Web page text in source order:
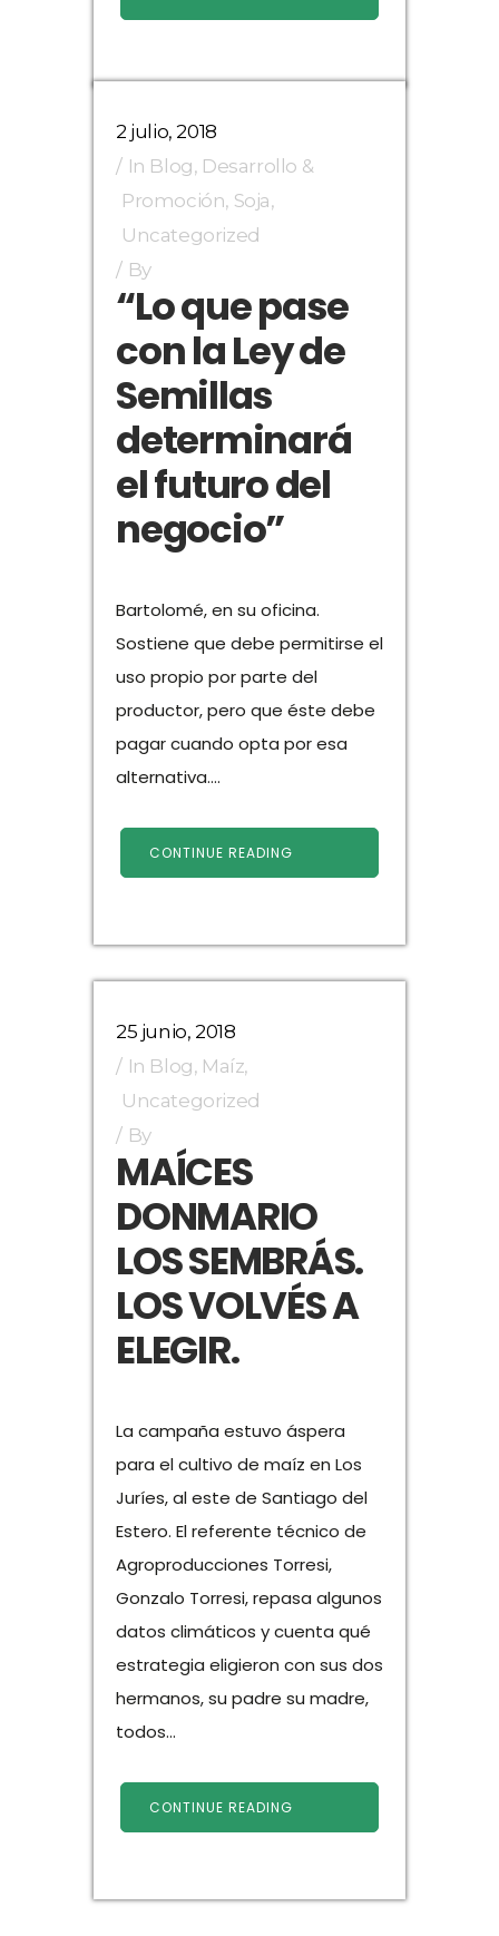
2 julio, 2018
In Blog, Desarrollo &
Promoción, Soja,
Uncategorized
By
“Lo que pase
con la Ley de
Semillas
determinará
el futuro del
negocio”
Bartolomé, en su oficina.
Sostiene que debe permitirse el
uso propio por parte del
productor, pero que éste debe
pagar cuando opta por esa
alternativa....
CONTINUE READING
25 junio, 2018
In Blog, Maíz,
Uncategorized
By
MAÍCES
DONMARIO
LOS SEMBRÁS.
LOS VOLVÉS A
ELEGIR.
La campaña estuvo áspera
para el cultivo de maíz en Los
Juríes, al este de Santiago del
Estero. El referente técnico de
Agroproducciones Torresi,
Gonzalo Torresi, repasa algunos
datos climáticos y cuenta qué
estrategia eligieron con sus dos
hermanos, su padre su madre,
todos...
CONTINUE READING